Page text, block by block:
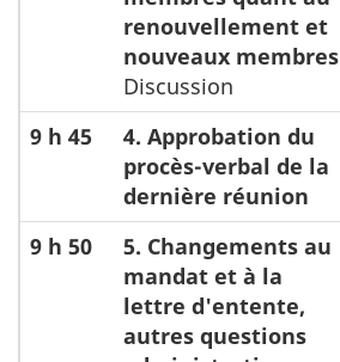
renouvellement et
nouveaux membres
Discussion
9 h 45
4. Approbation du
procès-verbal de la
dernière réunion
9 h 50
5. Changements au
mandat et à la
lettre d'entente,
autres questions